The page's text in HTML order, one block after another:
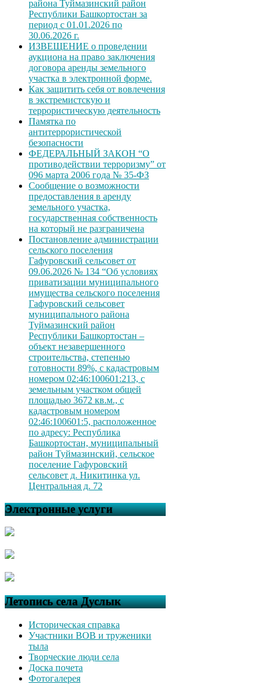
района Туймазинский район
Республики Башкортостан за
период с 01.01.2026 по
30.06.2026 г.
ИЗВЕЩЕНИЕ о проведении
аукциона на право заключения
договора аренды земельного
участка в электронной форме.
Как защитить себя от вовлечения
в экстремистскую и
террористическую деятельность
Памятка по
антитеррористической
безопасности
ФЕДЕРАЛЬНЫЙ ЗАКОН “О
противодействии терроризму” от
096 марта 2006 года № 35-ФЗ
Сообщение о возможности
предоставления в аренду
земельного участка,
государственная собственность
на который не разграничена
Постановление администрации
сельского поселения
Гафуровский сельсовет от
09.06.2026 № 134 “Об условиях
приватизации муниципального
имущества сельского поселения
Гафуровский сельсовет
муниципального района
Туймазинский район
Республики Башкортостан –
объект незавершенного
строительства, степенью
готовности 89%, с кадастровым
номером 02:46:100601:213, с
земельным участком общей
площадью 3672 кв.м., с
кадастровым номером
02:46:100601:5, расположенное
по адресу: Республика
Башкортостан, муниципальный
район Туймазинский, сельское
поселение Гафуровский
сельсовет д. Никитинка ул.
Центральная д. 72
Электронные услуги
Летопись села Дуслык
Историческая справка
Участники ВОВ и труженики
тыла
Творческие люди села
Доска почета
Фотогалерея